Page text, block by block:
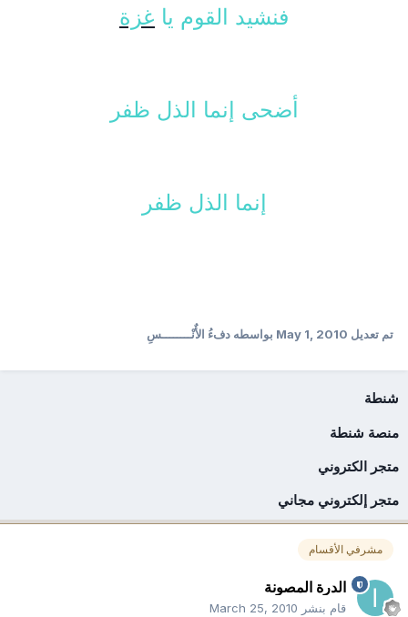
فنشيد القوم يا غزة
أضحى إنما الذل ظفر
إنما الذل ظفر
تم تعديلMay 1, 2010بواسطه دفءُ الأٌنْــــــــسِ
شنطة
منصة شنطة
متجر الكتروني
متجر إلكتروني مجاني
مشرفي الأقسام
الدرة المصونة
قام بنشر March 25, 2010